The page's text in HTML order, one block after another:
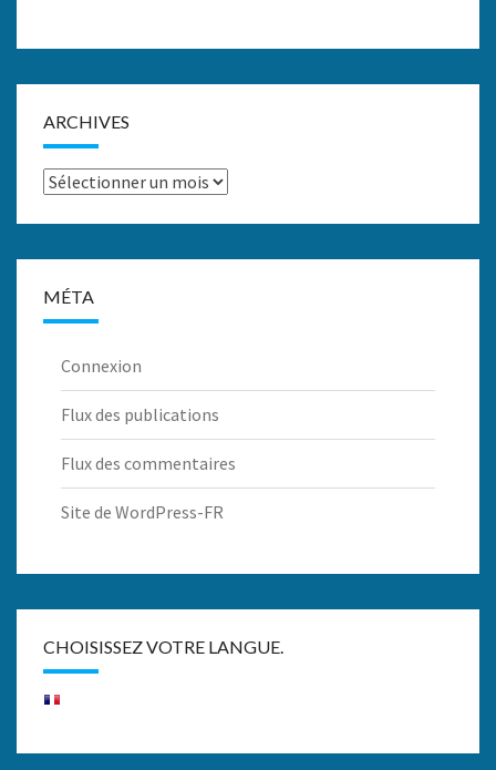
ARCHIVES
Archives
MÉTA
Connexion
Flux des publications
Flux des commentaires
Site de WordPress-FR
CHOISISSEZ VOTRE LANGUE.